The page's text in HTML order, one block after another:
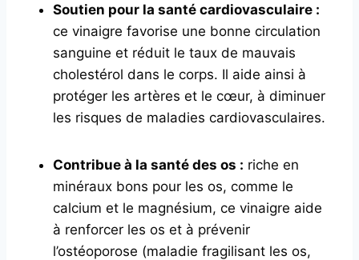
Soutien pour la santé cardiovasculaire :
ce vinaigre favorise une bonne circulation
sanguine et réduit le taux de mauvais
cholestérol dans le corps. Il aide ainsi à
protéger les artères et le cœur, à diminuer
les risques de maladies cardiovasculaires.
Contribue à la santé des os : riche en
minéraux bons pour les os, comme le
calcium et le magnésium, ce vinaigre aide
à renforcer les os et à prévenir
l’ostéoporose (maladie fragilisant les os,